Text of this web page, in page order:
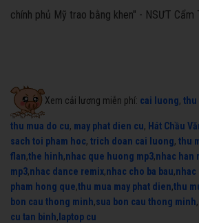
chính phủ Mỹ trao bằng khen" - NSƯT Cẩm
Xem cải lương miễn phí: cai luong, thu
thu mua do cu, may phat dien cu, Hát Chầu
sach toi pham hoc, trich doan cai luong, thu
flan,the hinh,nhac que huong mp3,nhac han
mp3,nhac dance remix,nhac cho ba bau,nhac
pham hong que,thu mua may phat dien,thu
bon cau thong minh,sua bon cau thong minh,
cu tan binh, laptop cu